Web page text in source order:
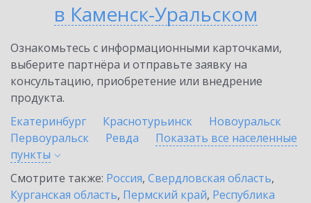
в Каменск-Уральском
Ознакомьтесь с информационными карточками,
выберите партнёра и отправьте заявку на
консультацию, приобретение или внедрение
продукта.
Екатеринбург
Краснотурьинск
Новоуральск
Первоуральск
Ревда
Показать все населенные
пункты
Смотрите также: Россия, Свердловская область,
Курганская область, Пермский край, Республика